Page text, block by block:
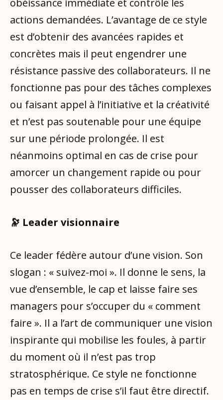
obéissance immédiate et contrôle les
actions demandées. L’avantage de ce style
est d’obtenir des avancées rapides et
concrètes mais il peut engendrer une
résistance passive des collaborateurs. Il ne
fonctionne pas pour des tâches complexes
ou faisant appel à l’initiative et la créativité
et n’est pas soutenable pour une équipe
sur une période prolongée. Il est
néanmoins optimal en cas de crise pour
amorcer un changement rapide ou pour
pousser des collaborateurs difficiles.
🔭 Leader visionnaire
Ce leader fédère autour d’une vision. Son
slogan : « suivez-moi ». Il donne le sens, la
vue d’ensemble, le cap et laisse faire ses
managers pour s’occuper du « comment
faire ». Il a l’art de communiquer une vision
inspirante qui mobilise les foules, à partir
du moment où il n’est pas trop
stratosphérique. Ce style ne fonctionne
pas en temps de crise s’il faut être directif.